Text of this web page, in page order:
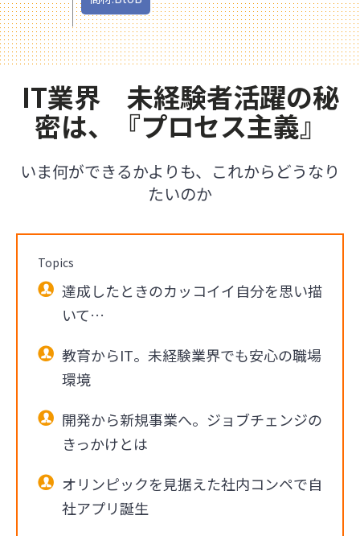
IT業界 未経験者活躍の秘
密は、『プロセス主義』
いま何ができるかよりも、これからどうなり
たいのか
Topics
達成したときのカッコイイ自分を思い描
いて…
教育からIT。未経験業界でも安心の職場
環境
開発から新規事業へ。ジョブチェンジの
きっかけとは
オリンピックを見据えた社内コンペで自
社アプリ誕生